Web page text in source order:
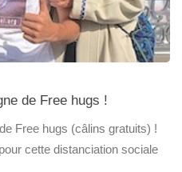
de Free hugs !
Free hugs (câlins gratuits) !
cette distanciation sociale